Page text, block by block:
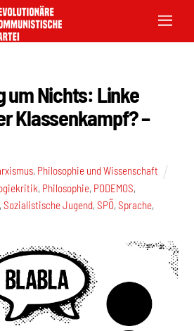
um Nichts: Linke
Klassenkampf? –
, Philosophie und Wissenschaft
, Philosophie, PODEMOS,
,Sozialistische Jugend,SPÖ,Sprache,